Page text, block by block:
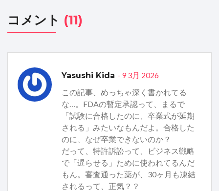
コメント (11)
Yasushi Kida - 9 3月 2026
この記事、めっちゃ深く書かれてる
な…。FDAの暫定承認って、まるで
「試験に合格したのに、卒業式が延期
される」みたいなもんだよ。合格した
のに、なぜ卒業できないのか？
だって、特許訴訟って、ビジネス戦略
で「遅らせる」ために使われてるんだ
もん。審査通った薬が、30ヶ月も凍結
されるって、正気？？